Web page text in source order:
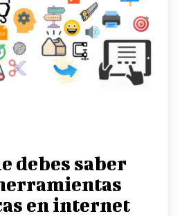
debes saber
en internet